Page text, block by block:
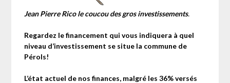
Jean Pierre Rico le coucou des gros investissements.
Regardez le financement qui vous indiquera à quel
niveau d’investissement se situe la commune de
Pérols!
L’état actuel de nos finances, malgré les 36% versés